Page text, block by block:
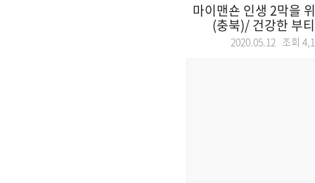
마이맨숀 인생 2막을
(충북)/ 건강한 부
2020.05.12 조회